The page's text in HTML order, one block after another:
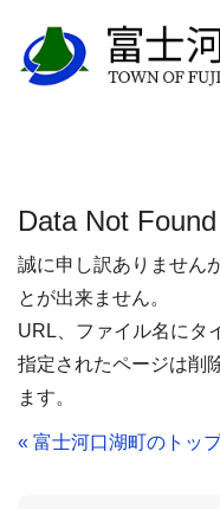
Data Not Found
誠に申し訳ありません
とが出来ません。
URL、ファイル名にタ
指定されたページは削
ます。
« 富士河口湖町のトッ